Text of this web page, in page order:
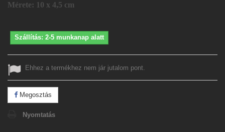
Mérete: 10 x 4,5 cm
Szállítás: 2-5 munkanap alatt
Ehhez a termékhez nem jár jutalom pont.
Megosztás
Nyomtatás